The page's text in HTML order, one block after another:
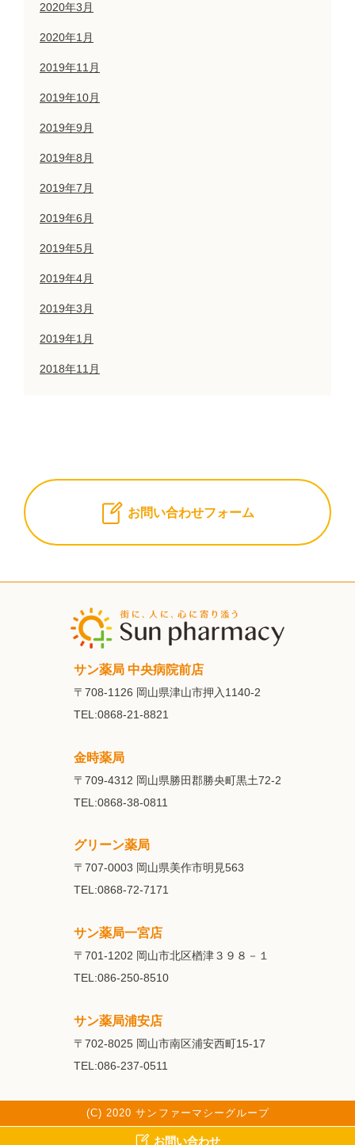
2020年3月
2020年1月
2019年11月
2019年10月
2019年9月
2019年8月
2019年7月
2019年6月
2019年5月
2019年4月
2019年3月
2019年1月
2018年11月
お問い合わせフォーム
サン薬局 中央病院前店
〒708-1126 岡山県津山市押入1140-2
TEL:0868-21-8821
金時薬局
〒709-4312 岡山県勝田郡勝央町黒土72-2
TEL:0868-38-0811
グリーン薬局
〒707-0003 岡山県美作市明見563
TEL:0868-72-7171
サン薬局一宮店
〒701-1202 岡山市北区楢津３９８－１
TEL:086-250-8510
サン薬局浦安店
〒702-8025 岡山市南区浦安西町15-17
TEL:086-237-0511
(C) 2020 サンファーマシーグループ
お問い合わせ